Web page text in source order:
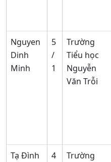
Nguyen
Dinh
Minh
5
/
1
Trường
Tiểu học
Nguyễn
Văn Trỗi
Tạ Đình
4
Trường